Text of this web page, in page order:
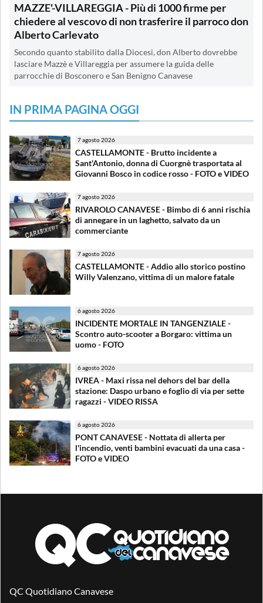
MAZZE'-VILLAREGGIA - Più di 1000 firme per
chiedere al vescovo di non trasferire il parroco don
Alberto Carlevato
Secondo quanto stabilito dalla Diocesi, don Alberto dovrebbe
lasciare Mazzè e Villareggia per assumere la guida delle
parrocchie di Bosconero e San Benigno Canavese
IN PRIMA PAGINA OGGI
7 agosto 2026
CASTELLAMONTE - Brutto incidente a
Sant'Antonio, donna di Cuorgnè trasportata al
Giovanni Bosco in codice rosso - FOTO e VIDEO
7 agosto 2026
RIVAROLO CANAVESE - Bimbo di 6 anni rischia
di annegare in un laghetto, salvato da un
commerciante
7 agosto 2026
CASTELLAMONTE - Addio allo storico postino
Willy Valenzano, vittima di un malore fatale
6 agosto 2026
INCIDENTE MORTALE IN TANGENZIALE -
Scontro auto-scooter a Borgaro: vittima un
uomo - FOTO
6 agosto 2026
IVREA - Maxi rissa nel dehors del bar della
stazione: Daspo urbano e foglio di via per sette
ragazzi - VIDEO RISSA
6 agosto 2026
PONT CANAVESE - Nottata di allerta per
l'incendio, venti bambini evacuati da una casa -
FOTO e VIDEO
QC Quotidiano Canavese